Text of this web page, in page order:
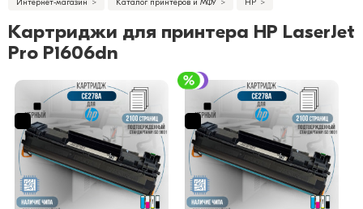
Интернет-магазин Каталог принтеров и МФУ HP
Картриджи для принтера HP LaserJet
Pro P1606dn